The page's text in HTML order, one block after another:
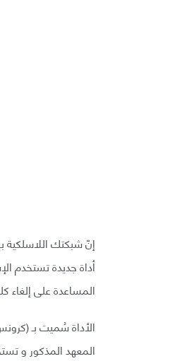
إنّ شبكتك
أداة جديدة تستخدم
المساعدة على إلغاء
المعهد المذكور و